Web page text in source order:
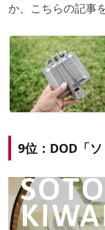
か、こちらの記事
9位：DOD「ソ